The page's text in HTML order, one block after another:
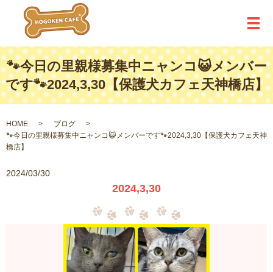
メ
🐾今日の里親様募集中ニャンコ😺メンバー
です🐾2024,3,30【保護犬カフェ天神橋店】
HOME
ブログ
🐾今日の里親様募集中ニャンコ😺メンバーです🐾2024,3,30【保護犬カフェ天神
橋店】
2024/03/30
2024,3,30